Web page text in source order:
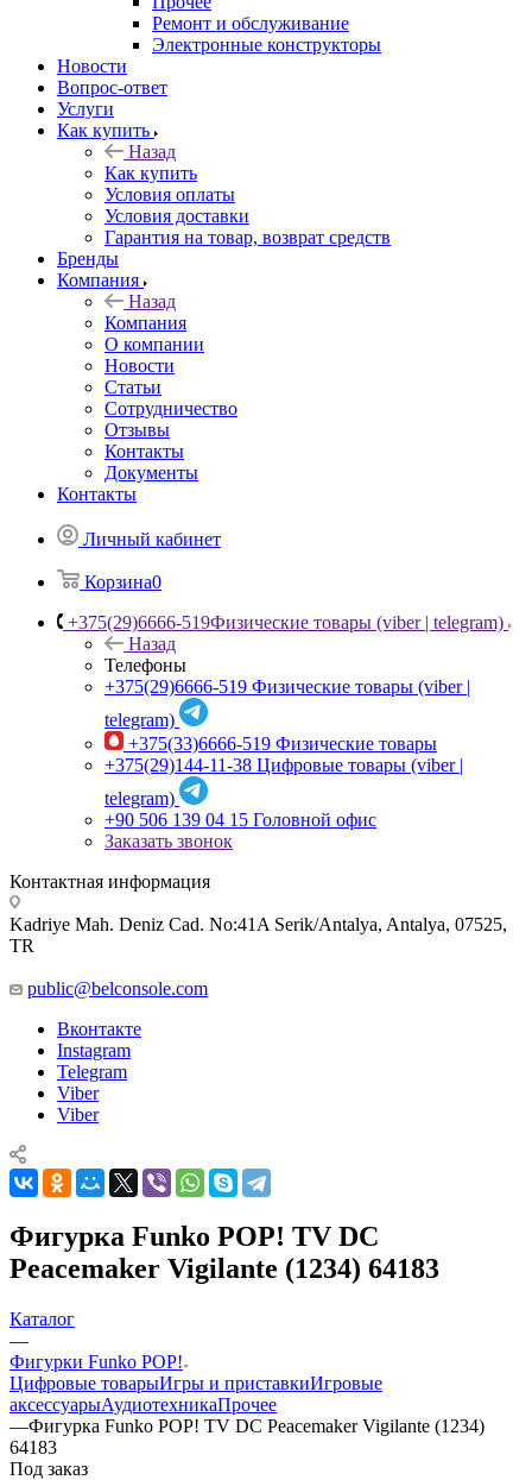
Ремонт и обслуживание
Электронные конструкторы
Новости
Вопрос-ответ
Услуги
Как купить
Назад
Как купить
Условия оплаты
Условия доставки
Гарантия на товар, возврат средств
Бренды
Компания
Назад
Компания
О компании
Новости
Статьи
Сотрудничество
Отзывы
Контакты
Документы
Контакты
Личный кабинет
Корзина0
+375(29)6666-519Физические товары (viber | telegram)
Назад
Телефоны
+375(29)6666-519 Физические товары (viber |
telegram)
+375(33)6666-519 Физические товары
+375(29)144-11-38 Цифровые товары (viber |
telegram)
+90 506 139 04 15 Головной офис
Заказать звонок
Контактная информация
Kadriye Mah. Deniz Cad. No:41A Serik/Antalya, Antalya, 07525,
TR
public@belconsole.com
Вконтакте
Instagram
Telegram
Viber
Viber
Фигурка Funko POP! TV DC
Peacemaker Vigilante (1234) 64183
Каталог
—
Фигурки Funko POP!
Цифровые товарыИгры и приставкиИгровые
аксессуарыАудиотехникаПрочее
—Фигурка Funko POP! TV DC Peacemaker Vigilante (1234)
64183
Под заказ